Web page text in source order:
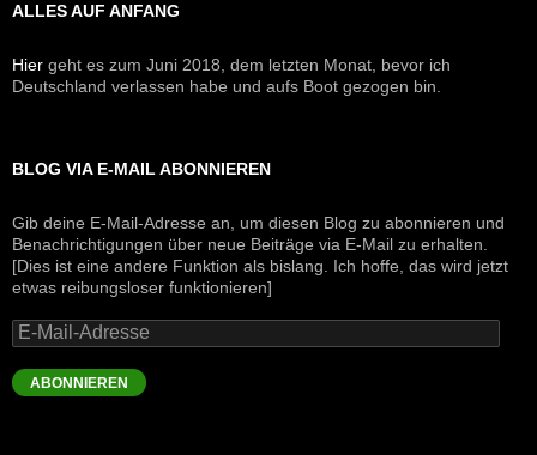
ALLES AUF ANFANG
Hier geht es zum Juni 2018, dem letzten Monat, bevor ich
Deutschland verlassen habe und aufs Boot gezogen bin.
BLOG VIA E-MAIL ABONNIEREN
Gib deine E-Mail-Adresse an, um diesen Blog zu abonnieren und
Benachrichtigungen über neue Beiträge via E-Mail zu erhalten.
[Dies ist eine andere Funktion als bislang. Ich hoffe, das wird jetzt
etwas reibungsloser funktionieren]
E-
Mail-
Adresse
ABONNIEREN